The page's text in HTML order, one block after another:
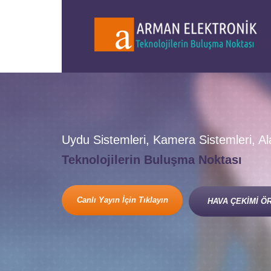
Uydu Sistemleri, Kamera Sistemleri,
Teknolojilerin Buluşma Noktası
Canlı Yayın İçin Tıklayın HAVA ÇEKİMİ